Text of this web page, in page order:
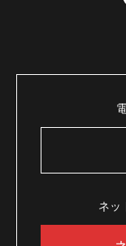
【開催期間】2021
【来店時間】16時
※他券、他サービス
ネッ